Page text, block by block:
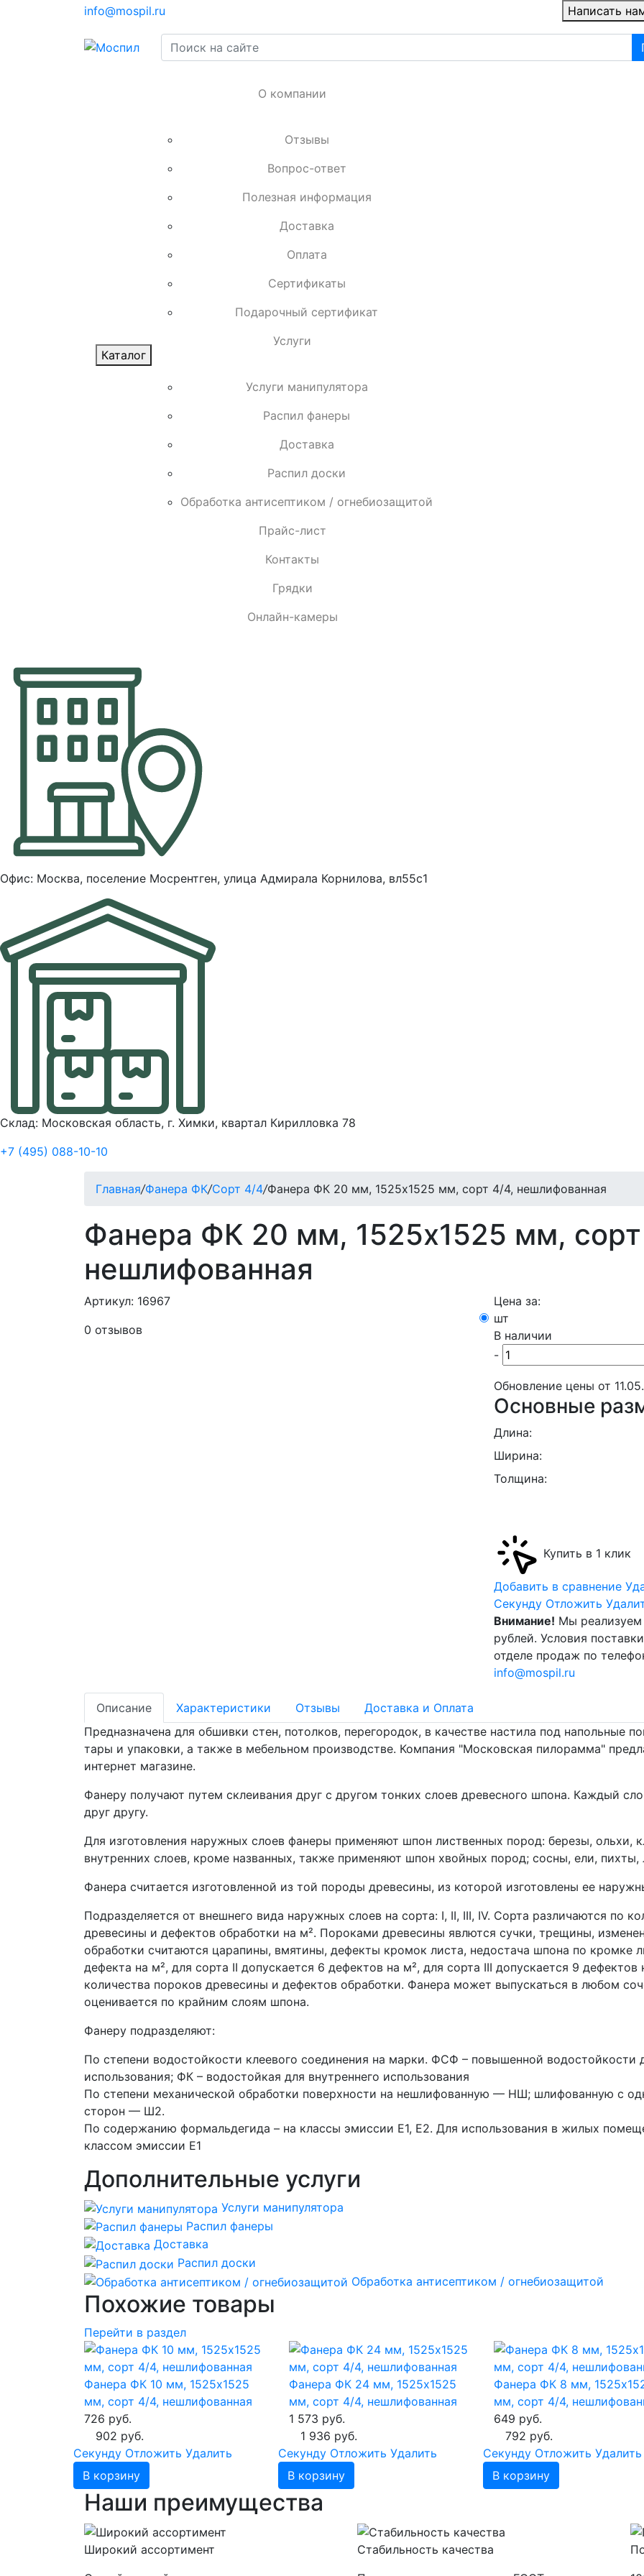
info@mospil.ru Написать
Каталог
О компании
Отзывы
Вопрос-ответ
Полезная информация
Доставка
Оплата
Сертификаты
Подарочный сертификат
Услуги
Услуги манипулятора
Распил фанеры
Доставка
Распил доски
Обработка антисептиком / огнебиозащитой
Прайс-лист
Контакты
Грядки
Онлайн-камеры
Офис: Москва, поселение Мосрентген, улица Адмирала Корнилова, вл55с1
Склад: Московская область, г. Химки, квартал Кирилловка 78
+7 (495) 088-10-10
Главная/Фанера ФК/Сорт 4/4/Фанера ФК 20 мм, 1525х1525 мм, сорт 4/4, нешлифованная
Фанера ФК 20 мм, 1525х1525 мм,
нешлифованная
Артикул: 16967
0 отзывов
Цена за:
шт
В наличии
-
Обновление цены от
Основные
Длина:
Ширина:
Толщина:
Купить в 1 клик
Добавить в сравнение
Cекунду Отложить
Внимание! Мы
рублей. Условия
отделе продаж по
info@mospil.ru
Описание Характеристики Отзывы
Доставка и Оплата
Предназначена для обшивки стен, потолков, перегородок, в качестве настила под напольные
тары и упаковки, а также в мебельном производстве. Компания "Московская пилорамма"
интернет магазине.
Фанеру получают путем склеивания друг с другом тонких слоев древесного шпона. Каждый
друг другу.
Для изготовления наружных слоев фанеры применяют шпон лиственных пород: березы, ольхи,
внутренних слоев, кроме названных, также применяют шпон хвойных пород; сосны, ели, пихты,
Фанера считается изготовленной из той породы древесины, из которой изготовлены ее
Подразделяется от внешнего вида наружных слоев на сорта: I, II, III, IV. Сорта различаются по
древесины и дефектов обработки на м². Пороками древесины явлются сучки, трещины,
обработки считаются царапины, вмятины, дефекты кромок листа, недостача шпона по кромке
дефекта на м², для сорта II допускается 6 дефектов на м², для сорта III допускается 9 дефектов
количества пороков древесины и дефектов обработки. Фанера может выпускаться в любом
оценивается по крайним слоям шпона.
Фанеру подразделяют:
По степени водостойкости клеевого соединения на марки. ФСФ – повышенной водостойкости
использования; ФК – водостойкая для внутреннего использования
По степени механической обработки поверхности на нешлифованную — НШ; шлифованную с
сторон — Ш2.
По содержанию формальдегида – на классы эмиссии Е1, Е2. Для использования в жилых
классом эмиссии Е1
Дополнительные услуги
Услуги манипулятора
Распил фанеры
Доставка
Распил доски
Обработка антисептиком / огнебиозащитой
Похожие товары
Перейти в раздел
Фанера ФК 10 мм, 1525х1525
мм, сорт 4/4, нешлифованная
726 руб.
902 руб.
Cекунду Отложить Удалить
В корзину
Фанера ФК 24 мм, 1525х1525
мм, сорт 4/4, нешлифованная
1 573 руб.
1 936 руб.
Cекунду Отложить Удалить
В корзину
Фанера ФК 8 мм,
мм, сорт 4/4,
649 руб.
792 руб.
Cекунду Отложить Удалить
В корзину
Наши преимущества
Широкий ассортимент
Стабильность качества